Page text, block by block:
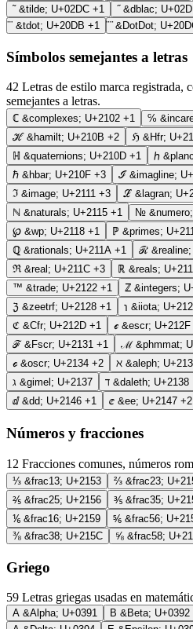
˜ &tilde; U+02DC +1 ˝ &dblac;
&tdot; U+20DB +1 &DotDot;
Símbolos semejantes a letras
42 Letras de estilo marca registrada,
semejantes a letras.
ℂ &complexes; U+2102 +1 ℅
ℋ &hamilt; U+210B +2 ℌ &Hfr;
ℍ &quaternions; U+210D +1 ℎ
ℏ &hbar; U+210F +3 ℐ &imagline;
ℑ &image; U+2111 +3 ℒ &lagran;
ℕ &naturals; U+2115 +1 № &numero;
℘ &wp; U+2118 +1 ℙ &primes;
ℚ &rationals; U+211A +1 ℛ &realine;
ℜ &real; U+211C +3 ℝ &reals;
™ &trade; U+2122 +1 ℤ &integers;
ℨ &zeetrf; U+2128 +1 ℩ &iiota;
ℭ &Cfr; U+212D +1 ℯ &escr; U+212F
ℱ &Fscr; U+2131 +1 ℳ &phmmat;
ℴ &oscr; U+2134 +2 ℵ &aleph;
ℷ &gimel; U+2137 ℸ &daleth; U+2138
ⅆ &dd; U+2146 +1 ⅇ &ee; U+2147 +2
Números y fracciones
12 Fracciones comunes, números
⅓ &frac13; U+2153 ⅔ &frac23;
⅖ &frac25; U+2156 ⅗ &frac35;
⅙ &frac16; U+2159 ⅚ &frac56;
⅜ &frac38; U+215C ⅝ &frac58;
Griego
59 Letras griegas usadas en
Α &Alpha; U+0391 Β &Beta; U+0392